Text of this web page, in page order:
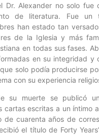
Dr. Alexander no solo fue
de literatura. Fue un
han estado tan
de la Iglesia y más
en todas sus fases.
en su integridad y
solo podía producirse
con su experiencia
su muerte se publicó
cartas escritas a un íntimo
de cuarenta años de
el título de Forty